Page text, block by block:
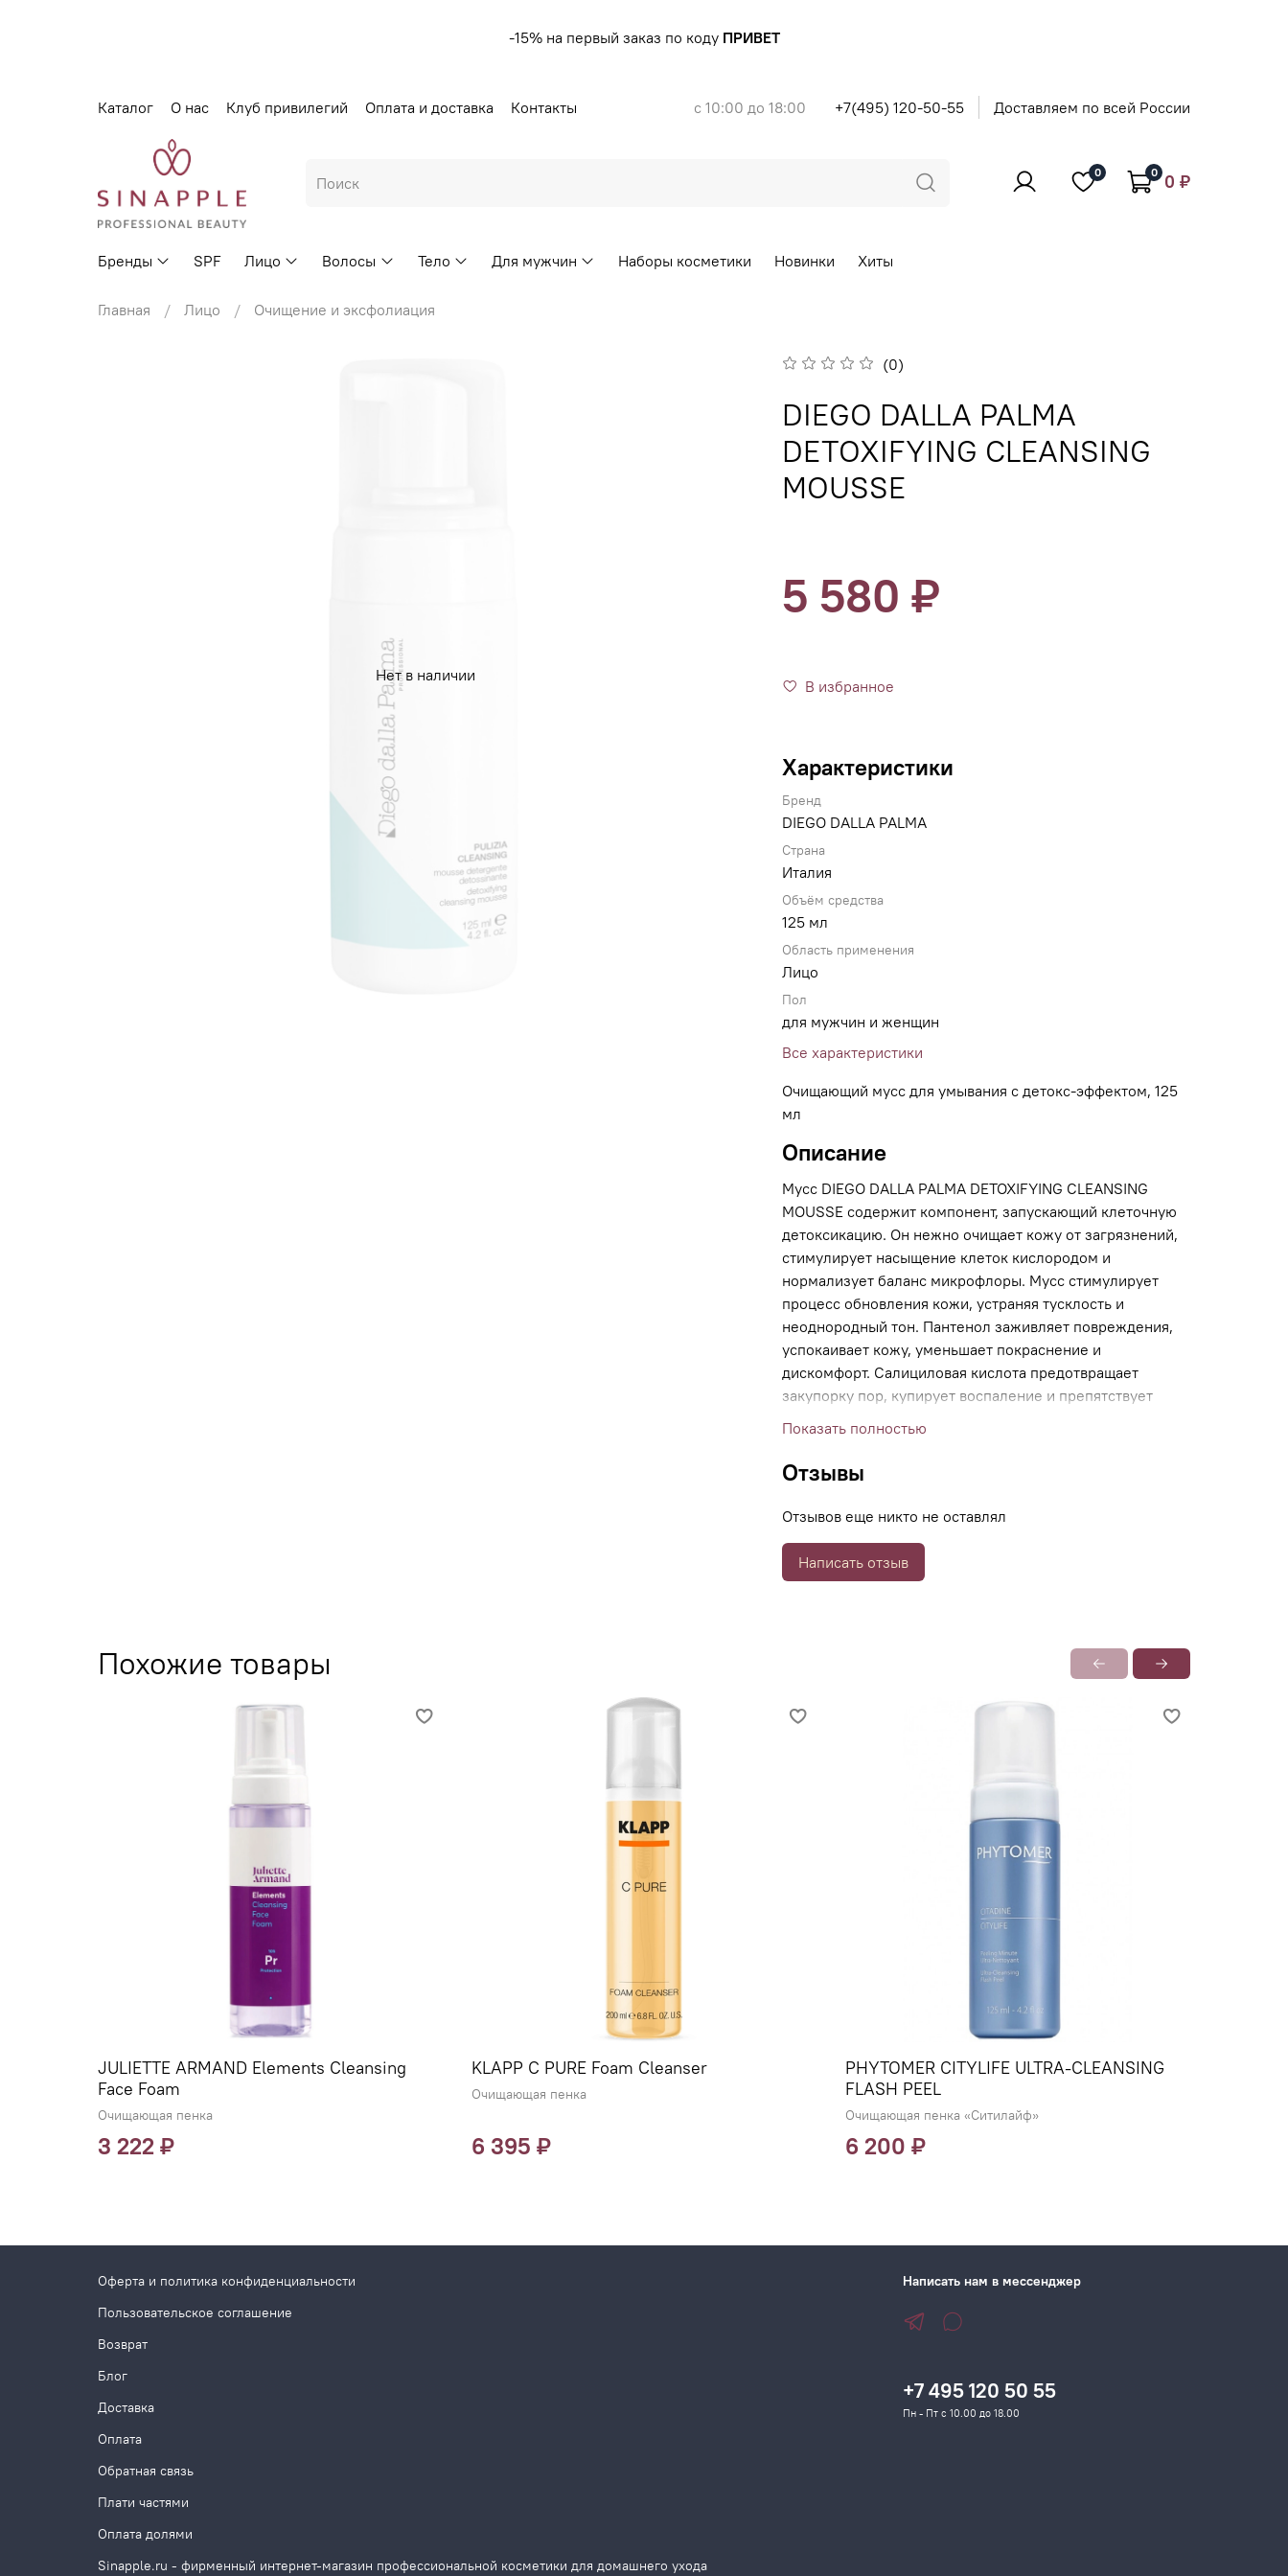
-15% на первый заказ по коду ПРИВЕТ
Каталог О нас Клуб привилегий Оплата и доставка Контакты с 10:00 до 18:00 +7(495) 120-50-55 Доставляем по всей России
0 0 0 ₽
Бренды SPF Лицо Волосы Тело Для мужчин Наборы косметики Новинки Хиты
Главная Лицо Очищение и эксфолиация
Нет в наличии
(0)
DIEGO DALLA PALMA
DETOXIFYING CLEANSING
MOUSSE
5 580 ₽
В избранное
Характеристики
Бренд
DIEGO DALLA PALMA
Страна
Италия
Объём средства
125 мл
Область применения
Лицо
Пол
для мужчин и женщин
Все характеристики
Очищающий мусс для умывания с детокс-эффектом, 125
мл
Описание
Мусс DIEGO DALLA PALMA DETOXIFYING CLEANSING
MOUSSE содержит компонент, запускающий клеточную
детоксикацию. Он нежно очищает кожу от загрязнений,
стимулирует насыщение клеток кислородом и
нормализует баланс микрофлоры. Мусс стимулирует
процесс обновления кожи, устраняя тусклость и
неоднородный тон. Пантенол заживляет повреждения,
успокаивает кожу, уменьшает покраснение и
дискомфорт. Салициловая кислота предотвращает
закупорку пор, купирует воспаление и препятствует
появлению акне. Церамиды и аминокислоты
уменьшают ее чувствительность, и защищают от внешней
снижает выработку себума, спровоцированную
Показать полностью
Отзывы
Отзывов еще никто не оставлял
Написать отзыв
Похожие товары
JULIETTE ARMAND Elements Cleansing
Face Foam
Очищающая пенка
3 222 ₽
KLAPP C PURE Foam Cleanser
Очищающая пенка
6 395 ₽
PHYTOMER CITYLIFE ULTRA-CLEANSING
FLASH PEEL
Очищающая пенка «Ситилайф»
6 200 ₽
Оферта и политика конфиденциальности
Пользовательское соглашение
Возврат
Блог
Доставка
Оплата
Обратная связь
Плати частями
Оплата долями
Sinapple.ru - фирменный интернет-магазин профессиональной косметики для домашнего ухода
Написать нам в мессенджер
+7 495 120 50 55
Пн - Пт с 10.00 до 18.00